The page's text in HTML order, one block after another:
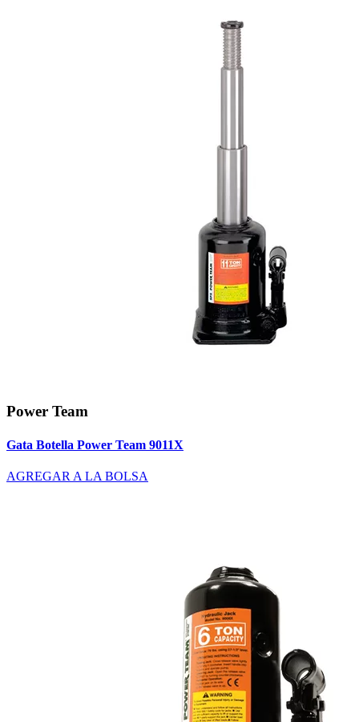
Power Team
Gata Botella Power Team 9011X
AGREGAR A LA BOLSA